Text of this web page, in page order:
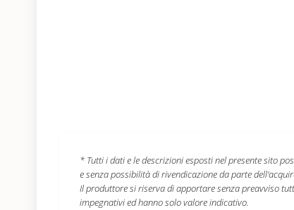
* Tutti i dati e le descrizioni esposti nel presente sito
e senza possibilità di rivendicazione da parte
Il produttore si riserva di apportare senza preavviso
impegnativi ed hanno solo valore indicativo.